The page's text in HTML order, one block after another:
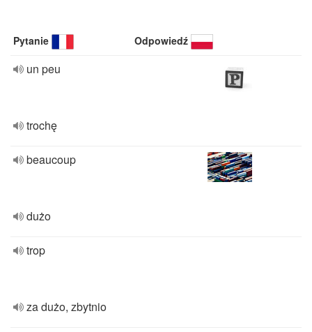
Pytanie Odpowiedź
un peu
trochę
beaucoup
dużo
trop
za dużo, zbytnio